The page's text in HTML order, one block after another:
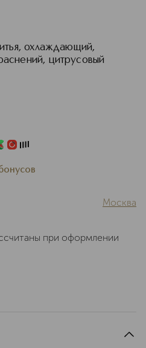
охлаждающий,
цитрусовый
Москва
при оформлении